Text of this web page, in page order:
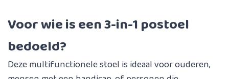
Voor wie is een 3-in-1 postoel
bedoeld?
Deze multifunctionele stoel is ideaal voor ouderen,